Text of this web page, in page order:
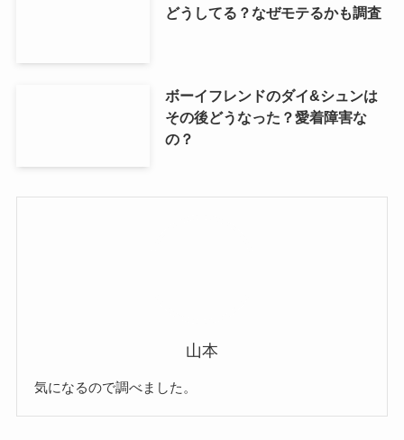
どうしてる？なぜモテるかも調査
ボーイフレンドのダイ&シュンは
その後どうなった？愛着障害な
の？
山本
気になるので調べました。